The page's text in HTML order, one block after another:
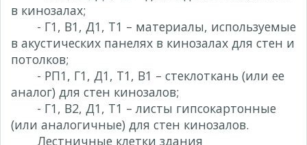
в кинозалах;
- Г1, В1, Д1, Т1 – материалы, используемые
в акустических панелях в кинозалах для стен и
потолков;
- РП1, Г1, Д1, Т1, В1 – стеклоткань (или ее
аналог) для стен кинозалов;
- Г1, В2, Д1, Т1 – листы гипсокартонные
(или аналогичные) для стен кинозалов.
Лестничные клетки здания